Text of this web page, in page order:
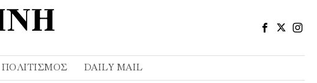
ΠΟΛΙΤΙΣΜΌΣ DAILY MAIL